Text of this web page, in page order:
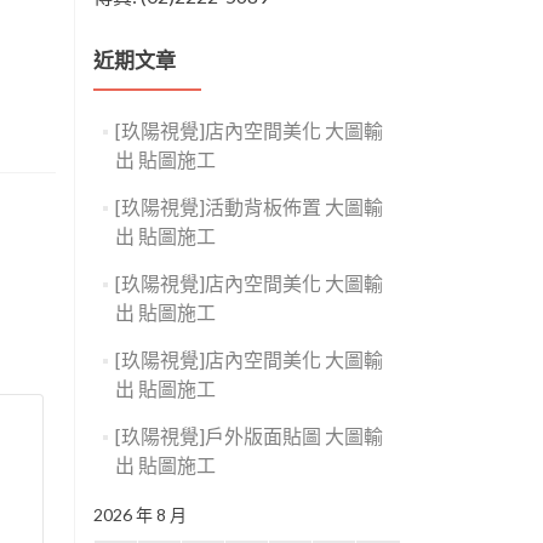
近期文章
[玖陽視覺]店內空間美化 大圖輸
出 貼圖施工
[玖陽視覺]活動背板佈置 大圖輸
出 貼圖施工
[玖陽視覺]店內空間美化 大圖輸
出 貼圖施工
[玖陽視覺]店內空間美化 大圖輸
出 貼圖施工
[玖陽視覺]戶外版面貼圖 大圖輸
出 貼圖施工
2026 年 8 月